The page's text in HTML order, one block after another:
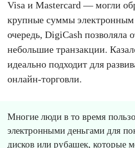
Visa и Mastercard — могли
крупные суммы
очередь, DigiCash позволяла
небольшие транзакции.
идеально подходит для
онлайн-торговли.
Многие люди в то время
электронными деньгами для
дисков или рубашек, которые